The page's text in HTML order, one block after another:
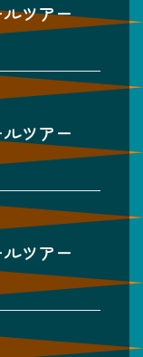
ツアー
ツアー
ツアー